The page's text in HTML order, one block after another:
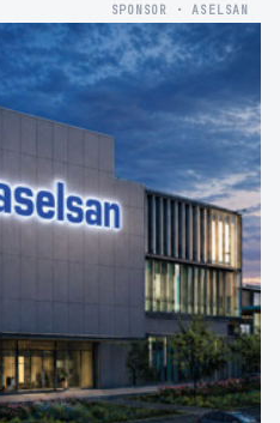
SPONSOR · ASELSAN